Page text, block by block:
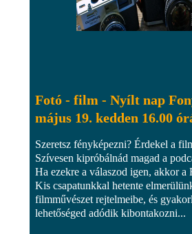
Fotó - film - Nyílt nap
május 19. kedden 16.00
Szeretsz fényképezni? Érdekel a
Szívesen kipróbálnád magad a
Ha ezekre a válaszod igen, akkor
Kis csapatunkkal hetente
filmművészet rejtelmeibe, és
lehetőséged adódik kibontakozni...